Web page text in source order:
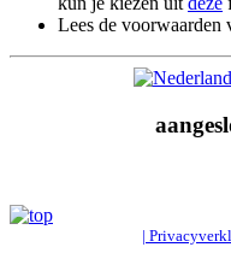
Lees de voorwaarden
|